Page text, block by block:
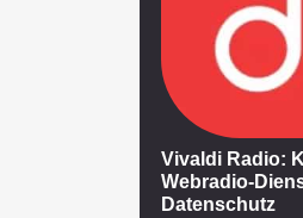
Vivaldi Radio:
Webradio-
Datenschutz